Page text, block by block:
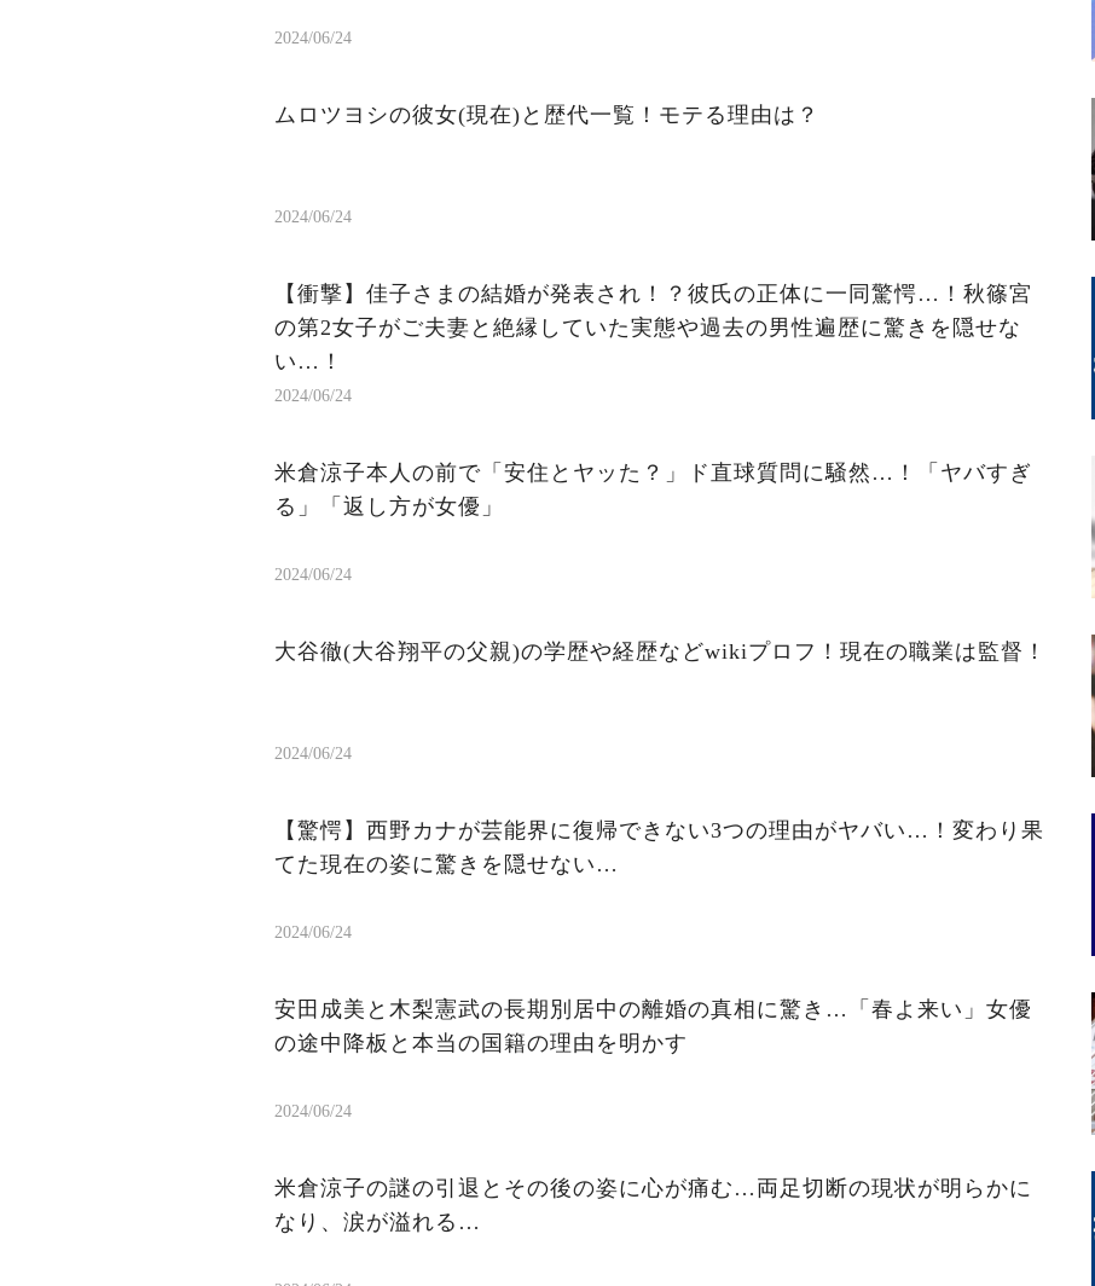
2024/06/24
ムロツヨシの彼女(現在)と歴代一覧！モテる理由は？
2024/06/24
【衝撃】佳子さまの結婚が発表され！？彼氏の正体に一同驚愕…！秋篠宮
の第2女子がご夫妻と絶縁していた実態や過去の男性遍歴に驚きを隠せな
い…！
2024/06/24
米倉涼子本人の前で「安住とヤッた？」ド直球質問に騒然…！「ヤバすぎ
る」「返し方が女優」
2024/06/24
大谷徹(大谷翔平の父親)の学歴や経歴などwikiプロフ！現在の職業は監督！
2024/06/24
【驚愕】西野カナが芸能界に復帰できない3つの理由がヤバい…！変わり果
てた現在の姿に驚きを隠せない…
2024/06/24
安田成美と木梨憲武の長期別居中の離婚の真相に驚き…「春よ来い」女優
の途中降板と本当の国籍の理由を明かす
2024/06/24
米倉涼子の謎の引退とその後の姿に心が痛む…両足切断の現状が明らかに
なり、涙が溢れる…